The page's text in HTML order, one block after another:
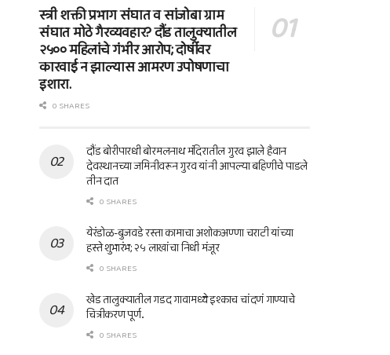
स्त्री शक्ती प्रभाग संघात व सांजोबा ग्राम
संघात मोठे गैरव्यवहार? दौंड तालुक्यातील
२५०० महिलांचे गंभीर आरोप; दोषींवर
कारवाई न झाल्यास आमरण उपोषणाचा
इशारा.
0 SHARES
दौंड बोरीपारधी बोरमलनाथ मंदिरातील गुरव झाले हैवान
देवस्थानच्या जमिनीवरून गुरव यांनी आपल्या बहिणीचे पाडले
तीन दात
0 SHARES
येरंडोळ-बुजवडे रस्ता कामाचा अशोकअण्णा चराटी यांच्या
हस्ते शुभारंभ; २५ लाखांचा निधी मंजूर
0 SHARES
खेड तालुक्यातील गडद गावामध्ये इश्काच चांदणं गाण्याचे
चित्रीकरण पूर्ण..
0 SHARES